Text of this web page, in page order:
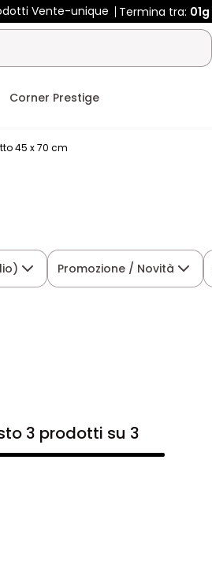
Vente-unique Termina tra: 01g
Corner Prestige
45 x 70 cm
Promozione / Novità
3 prodotti su 3